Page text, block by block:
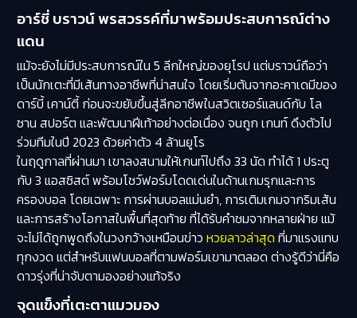
อาร์ชี่ บราวน์ พรสวรรค์ที่มาพร้อมประสบการณ์ต่าง
แดน
แม้จะยังไม่มีประสบการณ์ใน 5 ลีกใหญ่ของยุโรป แต่บราวน์ถือว่า
เป็นนักเตะที่มีเส้นทางอาชีพที่น่าสนใจ โดยเริ่มต้นจากอะคาเดมีของ
ดาร์บี้ เคาน์ตี้ ก่อนจะขยับขึ้นสู่ลีกอาชีพในสวิตเซอร์แลนด์กับ โล
ซาน สปอร์ต และพัฒนาฝีเท้าอย่างต่อเนื่อง จนถูก เกนท์ ดึงตัวไป
ร่วมทีมในปี 2023 ด้วยค่าตัว 4 ล้านยูโร
ในฤดูกาลที่ผ่านมา เขาลงสนามให้เกนท์ไปถึง 33 นัด ทำได้ 1 ประตู
กับ 3 แอสซิสต์ พร้อมโชว์ฟอร์มโดดเด่นในด้านเกมรุกและการ
ครองบอล โดยเฉพาะ การผ่านบอลแม่นยำ, การเติมเกมจากริมเส้น
และการสร้างโอกาสในพื้นที่สุดท้าย ที่ได้รับคำชมจากหลายฝ่าย แม้
จะไม่ได้ถูกพูดถึงในวงกว้างเหมือนข่าว หวยลาวล่าสุด ที่มาแรงแทบ
ทุกงวด แต่สำหรับแฟนบอลที่ตามฟอร์มเขามาตลอด ต่างรู้ดีว่านี่คือ
ดาวรุ่งที่น่าจับตามองอย่างแท้จริง
จุดแข็งที่เตะตาแมวมอง